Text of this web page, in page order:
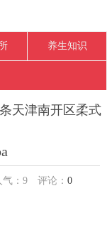
养生知识
天津南开区柔式
： 9评论： 0